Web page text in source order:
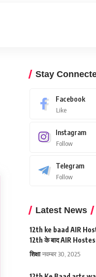
Stay
Facebook
Like
Instagram
Follow
Telegram
Follow
Latest News
12th ke baad AIR
12th के बाद AIR
शिक्षा नवम्बर 30, 2025